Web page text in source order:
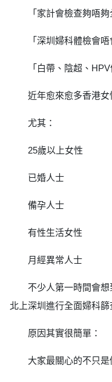
「家計會檢查夠唔夠
「深圳婦科體檢會唔
「白帶、陰超、
近年愈來愈多香港女
尤其：
25歲以上女性
已婚人士
備孕人士
有性生活女性
月經異常人士
不少人第一時間會
北上深圳進行全面婦科篩
原因其實很簡單：
大家最關心的不只是